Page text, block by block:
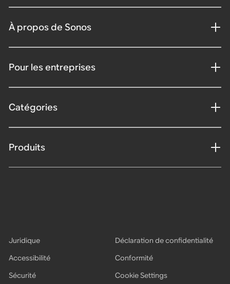
À propos de Sonos
Pour les entreprises
Catégories
Produits
Juridique
Déclaration de confidentialité
Accessibilité
Conformité
Sécurité
Cookie Settings